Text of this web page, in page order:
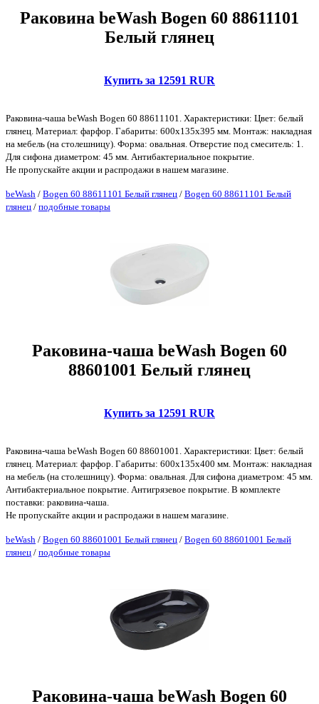
Раковина beWash Bogen 60 88611101
Белый глянец
Купить за 12591 RUR
Раковина-чаша beWash Bogen 60 88611101. Характеристики: Цвет: белый
глянец. Материал: фарфор. Габариты: 600х135х395 мм. Монтаж: накладная
на мебель (на столешницу). Форма: овальная. Отверстие под смеситель: 1.
Для сифона диаметром: 45 мм. Антибактериальное покрытие.
Не пропускайте акции и распродажи в нашем магазине.
beWash / Bogen 60 88611101 Белый глянец / Bogen 60 88611101 Белый
глянец / подобные товары
Раковина-чаша beWash Bogen 60
88601001 Белый глянец
Купить за 12591 RUR
Раковина-чаша beWash Bogen 60 88601001. Характеристики: Цвет: белый
глянец. Материал: фарфор. Габариты: 600х135х400 мм. Монтаж: накладная
на мебель (на столешницу). Форма: овальная. Для сифона диаметром: 45 мм.
Антибактериальное покрытие. Антигрязевое покрытие. В комплекте
поставки: раковина-чаша.
Не пропускайте акции и распродажи в нашем магазине.
beWash / Bogen 60 88601001 Белый глянец / Bogen 60 88601001 Белый
глянец / подобные товары
Раковина-чаша beWash Bogen 60